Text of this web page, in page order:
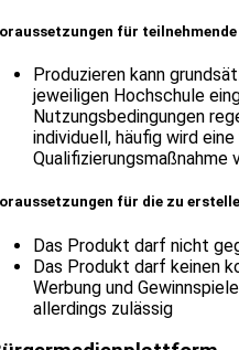
für teilnehmende
Produzieren kann
jeweiligen Hochschule
Nutzungsbedingungen
individuell, häufig wird
Qualifizierungsmaßnahme
für die zu
Das Produkt darf nicht
Das Produkt darf keinen
Werbung und
allerdings zulässig